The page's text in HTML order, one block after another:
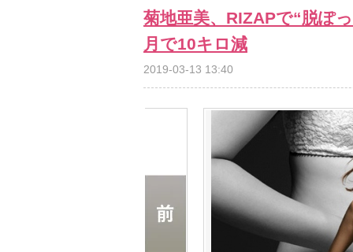
菊地亜美、RIZAPで“脱ぽ
月で10キロ減
2019-03-13 13:40